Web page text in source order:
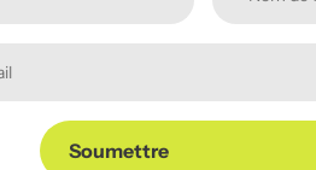
Soumettre